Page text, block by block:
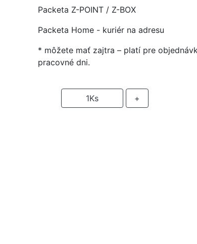
Packeta Z-POINT / Z-BOX
Packeta Home - kuriér na adresu
* môžete mať zajtra – platí pre
pracovné dni.
1Ks +